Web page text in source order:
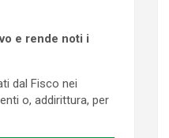
e rende noti i
dal Fisco nei
o, addirittura, per